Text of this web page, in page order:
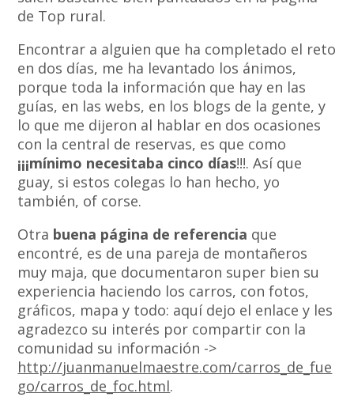
de Top rural.
Encontrar a alguien que ha completado el reto
en dos días, me ha levantado los ánimos,
porque toda la información que hay en las
guías, en las webs, en los blogs de la gente, y
lo que me dijeron al hablar en dos ocasiones
con la central de reservas, es que como
¡¡¡mínimo necesitaba cinco días!!!. Así que
guay, si estos colegas lo han hecho, yo
también, of corse.
Otra buena página de referencia que
encontré, es de una pareja de montañeros
muy maja, que documentaron super bien su
experiencia haciendo los carros, con fotos,
gráficos, mapa y todo: aquí dejo el enlace y les
agradezco su interés por compartir con la
comunidad su información ->
http://juanmanuelmaestre.com/carros_de_fue
go/carros_de_foc.html.